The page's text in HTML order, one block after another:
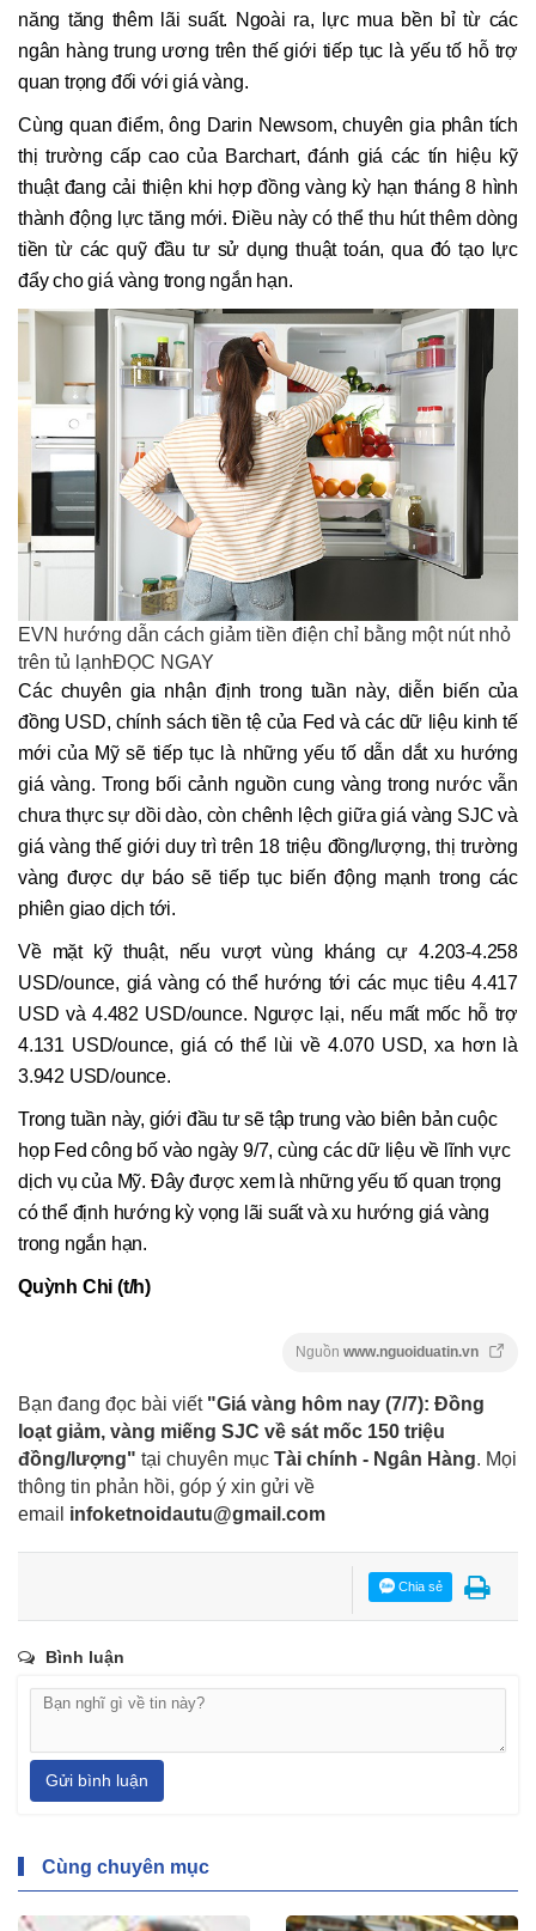
năng tăng thêm lãi suất. Ngoài ra, lực mua bền bỉ từ các
ngân hàng trung ương trên thế giới tiếp tục là yếu tố hỗ trợ
quan trọng đối với giá vàng.
Cùng quan điểm, ông Darin Newsom, chuyên gia phân tích
thị trường cấp cao của Barchart, đánh giá các tín hiệu kỹ
thuật đang cải thiện khi hợp đồng vàng kỳ hạn tháng 8 hình
thành động lực tăng mới. Điều này có thể thu hút thêm dòng
tiền từ các quỹ đầu tư sử dụng thuật toán, qua đó tạo lực
đẩy cho giá vàng trong ngắn hạn.
EVN hướng dẫn cách giảm tiền điện chỉ bằng một nút nhỏ
trên tủ lạnhĐỌC NGAY
Các chuyên gia nhận định trong tuần này, diễn biến của
đồng USD, chính sách tiền tệ của Fed và các dữ liệu kinh tế
mới của Mỹ sẽ tiếp tục là những yếu tố dẫn dắt xu hướng
giá vàng. Trong bối cảnh nguồn cung vàng trong nước vẫn
chưa thực sự dồi dào, còn chênh lệch giữa giá vàng SJC và
giá vàng thế giới duy trì trên 18 triệu đồng/lượng, thị trường
vàng được dự báo sẽ tiếp tục biến động mạnh trong các
phiên giao dịch tới.
Về mặt kỹ thuật, nếu vượt vùng kháng cự 4.203-4.258
USD/ounce, giá vàng có thể hướng tới các mục tiêu 4.417
USD và 4.482 USD/ounce. Ngược lại, nếu mất mốc hỗ trợ
4.131 USD/ounce, giá có thể lùi về 4.070 USD, xa hơn là
3.942 USD/ounce.
Trong tuần này, giới đầu tư sẽ tập trung vào biên bản cuộc
họp Fed công bố vào ngày 9/7, cùng các dữ liệu về lĩnh vực
dịch vụ của Mỹ. Đây được xem là những yếu tố quan trọng
có thể định hướng kỳ vọng lãi suất và xu hướng giá vàng
trong ngắn hạn.
Quỳnh Chi (t/h)
Nguồn www.nguoiduatin.vn
Bạn đang đọc bài viết "Giá vàng hôm nay (7/7): Đồng
loạt giảm, vàng miếng SJC về sát mốc 150 triệu
đồng/lượng" tại chuyên mục Tài chính - Ngân Hàng. Mọi
thông tin phản hồi, góp ý xin gửi về
email infoketnoidautu@gmail.com
Chia sẻ
Bình luận
Gửi bình luận
Cùng chuyên mục